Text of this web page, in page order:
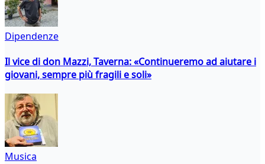
Dipendenze
Il vice di don Mazzi, Taverna: «Continueremo ad aiutare i
giovani, sempre più fragili e soli»
Musica